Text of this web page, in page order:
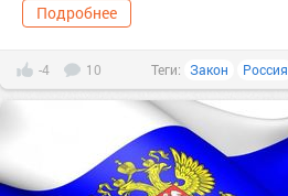
Подробнее
-4 10 Теги: Закон Россия